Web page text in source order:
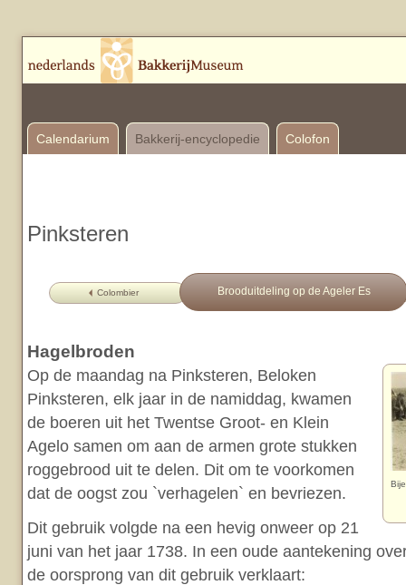
Calendarium Bakkerij-encyclopedie Colofon
Pinksteren
Colombier Brooduitdeling op de Ageler Es
Hagelbroden
Op de maandag na Pinksteren, Beloken
Pinksteren, elk jaar in de namiddag, kwamen
de boeren uit het Twentse Groot- en Klein
Agelo samen om aan de armen grote stukken
roggebrood uit te delen. Dit om te voorkomen
dat de oogst zou `verhagelen` en bevriezen.
Dit gebruik volgde na een hevig onweer op 21
juni van het jaar 1738. In een oude aantekening
de oorsprong van dit gebruik verklaart: